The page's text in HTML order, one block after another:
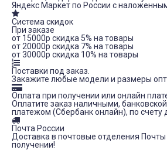
Яндекс Маркет по России с
Система скидок
При заказе
от 15000р скидка 5% на товары
от 20000р скидка 7% на товары
от 30000р скидка 10% на товары
Поставки под заказ.
Закажите любые модели и размеры
Оплата при получении или онлайн
Оплатите заказ наличными,
платежом (Сбербанк онлайн), по счету
Почта России
Доставка в почтовые отделения Почты
получении!